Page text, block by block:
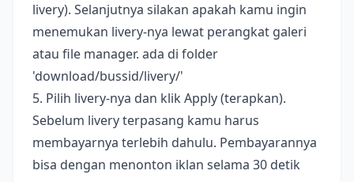
livery). Selanjutnya silakan apakah kamu ingin
menemukan livery-nya lewat perangkat galeri
atau file manager. ada di folder
'download/bussid/livery/'
5. Pilih livery-nya dan klik Apply (terapkan).
Sebelum livery terpasang kamu harus
membayarnya terlebih dahulu. Pembayarannya
bisa dengan menonton iklan selama 30 detik